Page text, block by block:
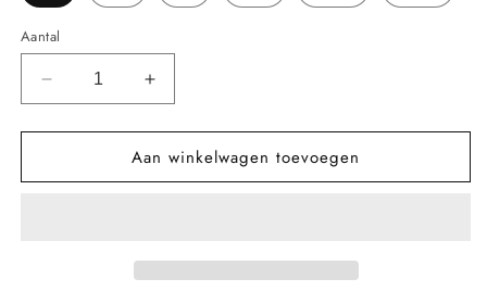
Aantal
Aantal
verlagen
voor
Knielange
Aantal
verhogen
voor
Dames
Knielange
Aan winkelwagen toevoegen